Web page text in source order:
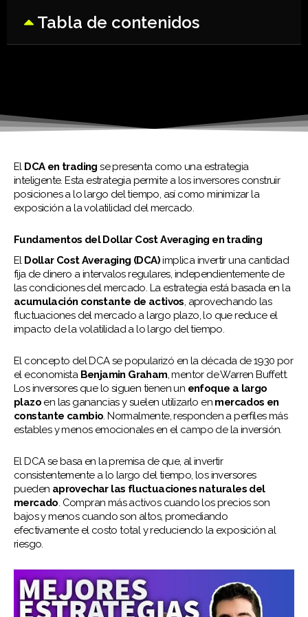
Tabla de contenidos
El DCA en trading se presenta como una estrategia
inteligente. Esta estrategia permite a los inversores construir
posiciones a lo largo del tiempo, así como minimizar la
exposición a la volatilidad del mercado.
Fundamentos del Dollar Cost Averaging en trading
El Dollar Cost Averaging (DCA)implica invertir una cantidad
fija de dinero a intervalos regulares, independientemente de
las condiciones del mercado. La estrategia está basada en la
acumulación constante de activos, aprovechando las
fluctuaciones del mercado a largo plazo, lo que reduce el
impacto de la volatilidad a lo largo del tiempo.
El concepto del DCA se popularizó en la década de 1930 por
el economista Benjamin Graham, mentor de Warren Buffett.
Los inversores que lo siguen tienen un enfoque a largo
plazo en las ganancias y suelen utilizarlo en mercados en
constante cambio. Normalmente, responden a perfiles más
estables y menos emocionales en el campo de la inversión.
El DCA se basa en la premisa de que, al invertir
consistentemente a lo largo del tiempo, los inversores
pueden aprovechar las fluctuaciones naturales del
mercado. Compran más activos cuando los precios son
bajos y menos cuando son altos, promediando
efectivamente el costo total y reduciendo la exposición al
riesgo.